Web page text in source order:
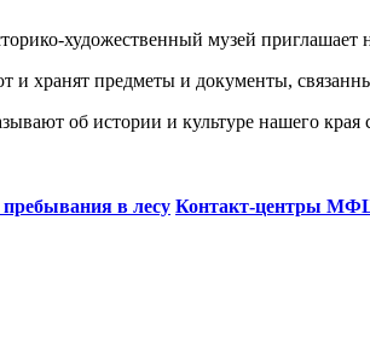
художественный музей приглашает
хранят предметы и документы,
об истории и культуре нашего края
в лесу Контакт-центры МФЦ